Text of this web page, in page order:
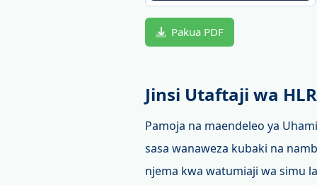
Pakua PDF
Jinsi Utaftaji wa
Pamoja na maendeleo ya
sasa wanaweza kubaki na
njema kwa watumiaji wa simu